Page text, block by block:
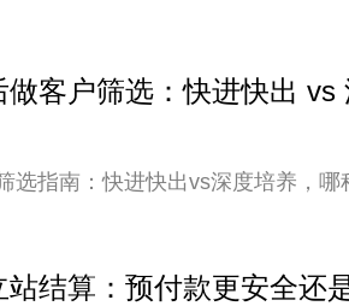
做客户筛选：快进快出
选指南：快进快出vs深度培养，哪
站结算：预付款更安全还